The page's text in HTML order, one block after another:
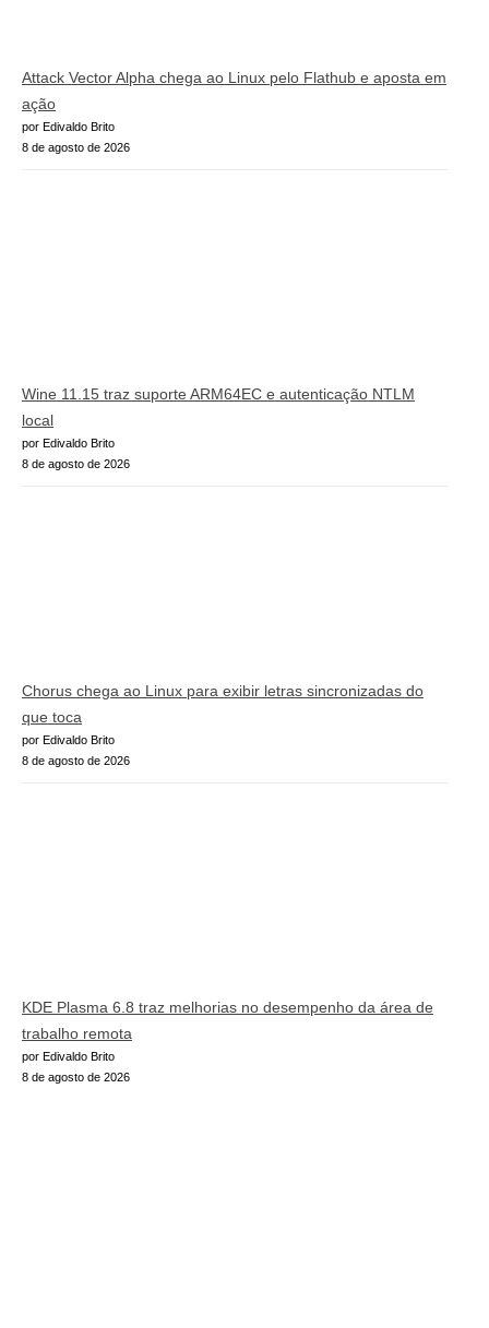
Attack Vector Alpha chega ao Linux pelo Flathub e aposta em
ação
por Edivaldo Brito
8 de agosto de 2026
Wine 11.15 traz suporte ARM64EC e autenticação NTLM
local
por Edivaldo Brito
8 de agosto de 2026
Chorus chega ao Linux para exibir letras sincronizadas do
que toca
por Edivaldo Brito
8 de agosto de 2026
KDE Plasma 6.8 traz melhorias no desempenho da área de
trabalho remota
por Edivaldo Brito
8 de agosto de 2026